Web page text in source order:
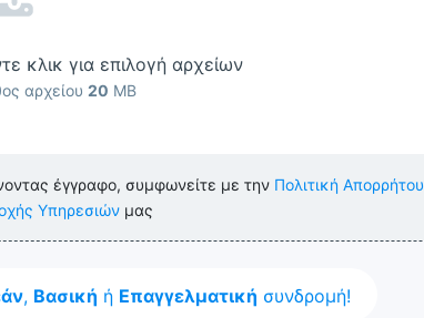
κλικ για επιλογή αρχείων
αρχείου 20 MB
έγγραφο, συμφωνείτε με την Πολιτική Απορρήτου
Υπηρεσιώνμας
, Βασική ή Επαγγελματική συνδρομή!